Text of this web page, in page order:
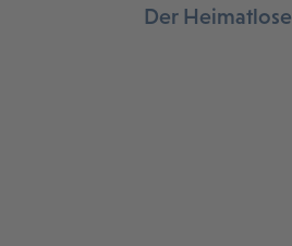
Der Heimatlose